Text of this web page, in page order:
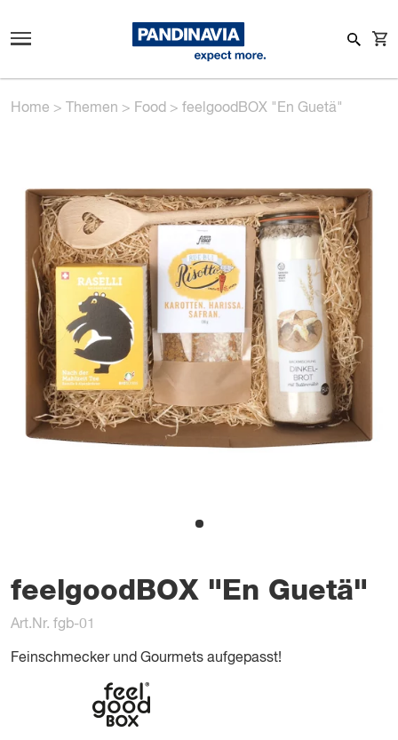
Home > Themen > Food > feelgoodBOX "En Guetä"
feelgoodBOX "En Guetä"
Art.Nr. fgb-01
Feinschmecker und Gourmets aufgepasst!